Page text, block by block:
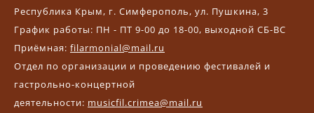
Республика Крым, г. Симферополь, ул. Пушкина, 3
График работы: ПН - ПТ 9-00 до 18-00, выходной СБ-ВС
Приёмная: filarmonial@mail.ru
Отдел по организации и проведению фестивалей и
гастрольно-концертной
деятельности: musicfil.crimea@mail.ru